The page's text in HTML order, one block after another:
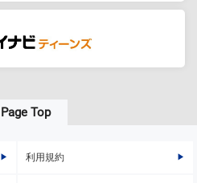
Page Top
利用規約